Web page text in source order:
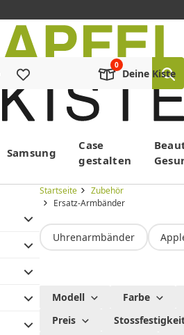
Deine Kiste
Samsung
Case
gestalten
Startseite
Zubehör
Ersatz-Armbänder
Uhrenarmbänder
Smartwatch
Ersatzarmbänder
Modell
Farbe
Preis